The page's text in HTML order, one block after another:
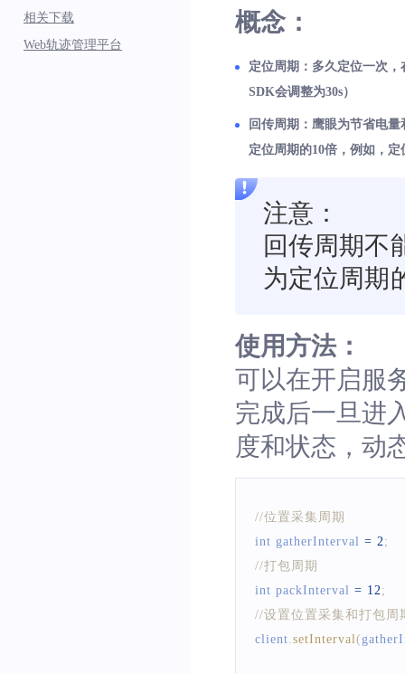
相关下载
Web轨迹管理平台
概念：
定位周期：多久定位一次，
SDK会调整为30s）
回传周期：鹰眼为节省电
定位周期的10倍，例如，
注意：
回传周期不
为定位周期
使用方法：
可以在开启服
完成后一旦进
度和状态，动
//位置采集周期
int gatherInterval = 2 ;
//打包周期
int packInterval = 12 ;
//设置位置采集和打包周
client setInterval(